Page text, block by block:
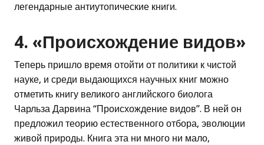
легендарные антиутопические книги.
4. «Происхождение видов»
Теперь пришло время отойти от политики к чистой
науке, и среди выдающихся научных книг можно
отметить книгу великого английского биолога
Чарльза Дарвина “Происхождение видов”. В ней он
предложил теорию естественного отбора, эволюции
живой природы. Книга эта ни много ни мало,